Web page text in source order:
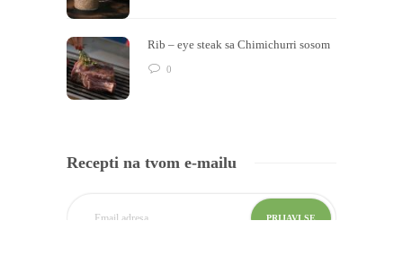
Rib – eye steak sa Chimichurri sosom
0
Recepti na tvom e-mailu